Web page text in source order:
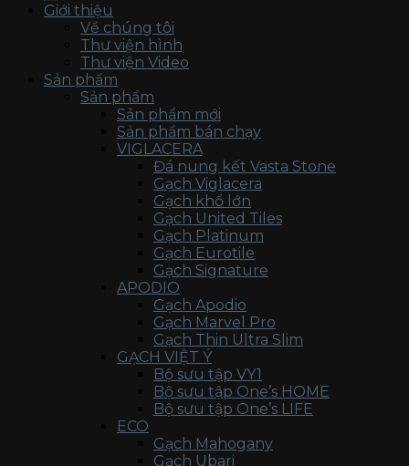
Giới thiệu
Về chúng tôi
Thư viện hình
Thư viện Video
Sản phẩm
Sản phẩm
Sản phẩm mới
Sản phẩm bán chạy
VIGLACERA
Đá nung kết Vasta Stone
Gạch Viglacera
Gạch khổ lớn
Gạch United Tiles
Gạch Platinum
Gạch Eurotile
Gạch Signature
APODIO
Gạch Apodio
Gạch Marvel Pro
Gạch Thin Ultra Slim
GẠCH VIỆT Ý
Bộ sưu tập VY1
Bộ sưu tập One’s HOME
Bộ sưu tập One’s LIFE
ECO
Gạch Mahogany
Gạch Ubari